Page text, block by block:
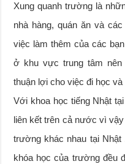
Xung quanh trường là
nhà hàng, quán ăn và
việc làm thêm của các
ở khu vực trung tâm nên
thuận lợi cho việc đi học
Với khoa học tiếng Nhật
liên kết trên cả nước vì
trường khác nhau tại Nhật
khóa học của trường đều